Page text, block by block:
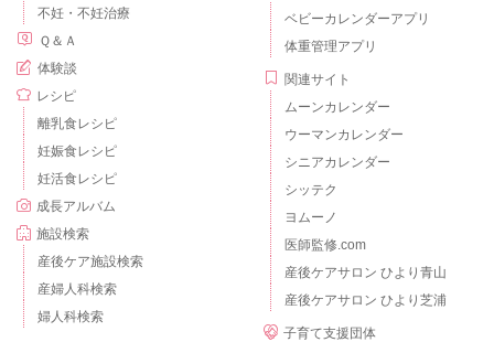
不妊・不妊治療
Ｑ＆Ａ
体験談
レシピ
離乳食レシピ
妊娠食レシピ
妊活食レシピ
成長アルバム
施設検索
産後ケア施設検索
産婦人科検索
婦人科検索
ベビーカレンダーアプリ
体重管理アプリ
関連サイト
ムーンカレンダー
ウーマンカレンダー
シニアカレンダー
シッテク
ヨムーノ
医師監修.com
産後ケアサロン ひより青山
産後ケアサロン ひより芝浦
子育て支援団体